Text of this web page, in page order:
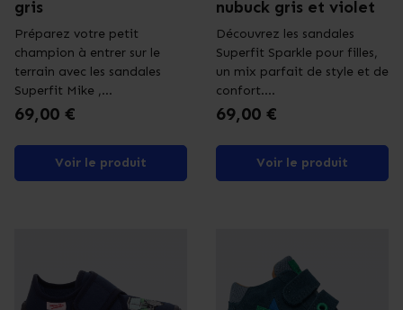
gris
Préparez votre petit
champion à entrer sur le
terrain avec les sandales
Superfit Mike ,...
Prix
69,00 €
Voir le produit
nubuck gris et violet
Découvrez les sandales
Superfit Sparkle pour filles,
un mix parfait de style et de
confort....
Prix
69,00 €
Voir le produit